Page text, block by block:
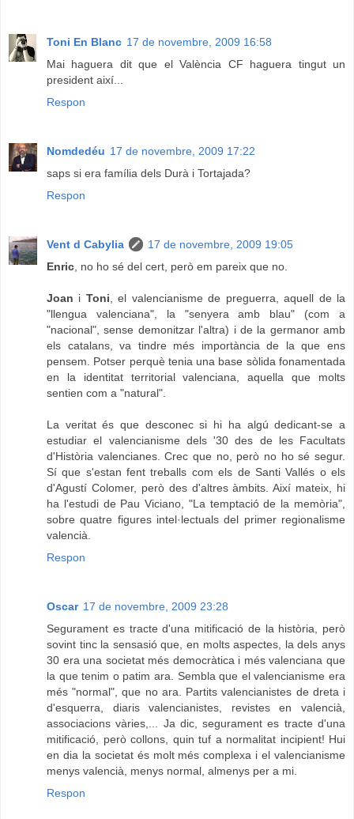
Toni En Blanc 17 de novembre, 2009 16:58
Mai haguera dit que el València CF haguera tingut un
president així...
Respon
Nomdedéu 17 de novembre, 2009 17:22
saps si era família dels Durà i Tortajada?
Respon
Vent d Cabylia
17 de novembre, 2009 19:05
Enric , no ho sé del cert, però em pareix que no.
Joan i Toni , el valencianisme de preguerra, aquell de la
"llengua valenciana", la "senyera amb blau" (com a
"nacional", sense demonitzar l'altra) i de la germanor amb
els catalans, va tindre més importància de la que ens
pensem. Potser perquè tenia una base sòlida fonamentada
en la identitat territorial valenciana, aquella que molts
sentien com a "natural".
La veritat és que desconec si hi ha algú dedicant-se a
estudiar el valencianisme dels '30 des de les Facultats
d'Història valencianes. Crec que no, però no ho sé segur.
Sí que s'estan fent treballs com els de Santi Vallés o els
d'Agustí Colomer, però des d'altres àmbits. Així mateix, hi
ha l'estudi de Pau Viciano, "La temptació de la memòria",
sobre quatre figures intel·lectuals del primer regionalisme
valencià.
Respon
Oscar 17 de novembre, 2009 23:28
Segurament es tracte d'una mitificació de la història, però
sovint tinc la sensasió que, en molts aspectes, la dels anys
30 era una societat més democràtica i més valenciana que
la que tenim o patim ara. Sembla que el valencianisme era
més "normal", que no ara. Partits valencianistes de dreta i
d'esquerra, diaris valencianistes, revistes en valencià,
associacions vàries,... Ja dic, segurament es tracte d'una
mitificació, però collons, quin tuf a normalitat incipient! Hui
en dia la societat és molt més complexa i el valencianisme
menys valencià, menys normal, almenys per a mi.
Respon